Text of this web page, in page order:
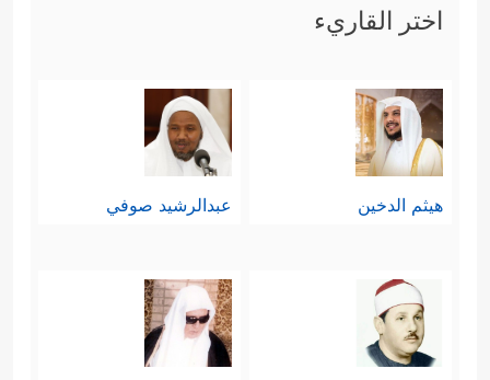
اختر القاريء
هيثم الدخين عبدالرشيد صوفي